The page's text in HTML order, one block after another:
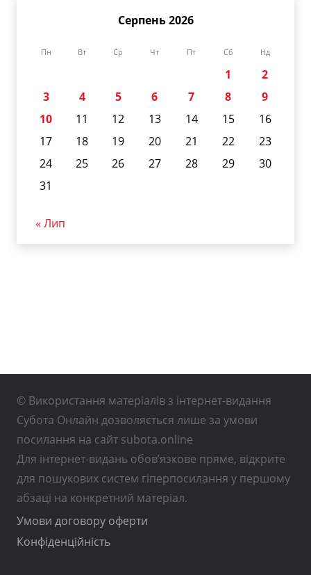
Серпень 2026
Пн Вт Ср Чт Пт Сб Нд
1
2
3
4 5 6 7 8
9
10
11 12 13 14 15
16
17
18 19 20 21 22
23
24
25 26 27 28 29
30
31
« Лип
© Використання матеріалів з інтернет-видання
Субота Онлайн дозволяється лише за умови
посилання на сайт subota.online
Для інтернет-видань обов’язкове пряме, відкрите
для пошукових систем гіперпосилання у першому
абзаці на конкретний матеріал.
Умови договору оферти
Конфіденційність